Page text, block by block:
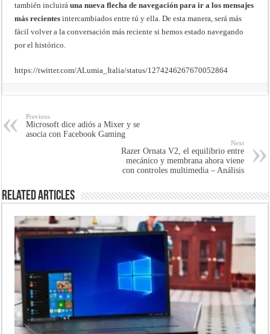
también incluiráuna nueva flecha de navegación para ir a los mensajes
más recientesintercambiados entre tú y ella. De esta manera, será más
fácil volver a la conversación más reciente si hemos estado navegando
por el histórico.
https://twitter.com/ALumia_Italia/status/1274246267670052864
Previous
Microsoft dice adiós a Mixer y se
asocia con Facebook Gaming
Next
Razer Ornata V2, el equilibrio entre
mecánico y membrana ahora viene
con controles multimedia – Análisis
Related Articles